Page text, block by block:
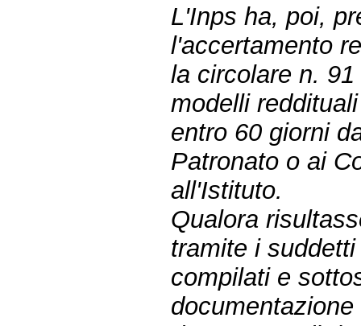
L'Inps ha, poi,
l'accertamento
la circolare n.
modelli
entro 60 giorni
Patronato o ai
all'Istituto.
Qualora
tramite i
compilati e